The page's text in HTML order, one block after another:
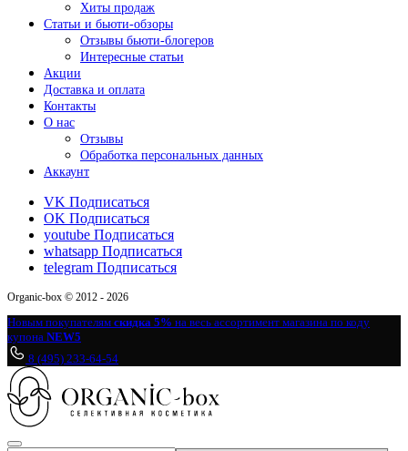
Хиты продаж
Статьи и бьюти-обзоры
Отзывы бьюти-блогеров
Интересные статьи
Акции
Доставка и оплата
Контакты
О нас
Отзывы
Обработка персональных данных
Аккаунт
VK Подписаться
OK Подписаться
youtube Подписаться
whatsapp Подписаться
telegram Подписаться
Organic-box © 2012 - 2026
Новым покупателям скидка 5% на весь ассортимент магазина по коду
купона NEW5
8 (495) 233-64-54